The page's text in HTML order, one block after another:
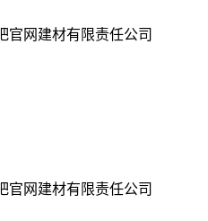
官网建材有限责任公司
官网建材有限责任公司